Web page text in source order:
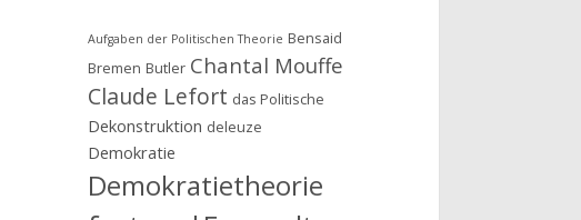
Aufgaben der Politischen Theorie Bensaid
Bremen Butler Chantal Mouffe
Claude Lefort das Politische
Dekonstruktion deleuze
Demokratie
Demokratietheorie